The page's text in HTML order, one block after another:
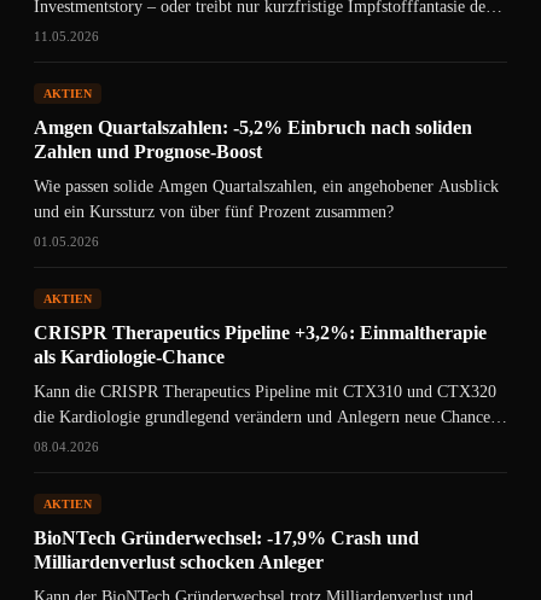
Investmentstory – oder treibt nur kurzfristige Impfstofffantasie den
Kurs nach oben?
11.05.2026
AKTIEN
Amgen Quartalszahlen: -5,2% Einbruch nach soliden
Zahlen und Prognose-Boost
Wie passen solide Amgen Quartalszahlen, ein angehobener Ausblick
und ein Kurssturz von über fünf Prozent zusammen?
01.05.2026
AKTIEN
CRISPR Therapeutics Pipeline +3,2%: Einmaltherapie
als Kardiologie-Chance
Kann die CRISPR Therapeutics Pipeline mit CTX310 und CTX320
die Kardiologie grundlegend verändern und Anlegern neue Chancen
eröffnen?
08.04.2026
AKTIEN
BioNTech Gründerwechsel: -17,9% Crash und
Milliardenverlust schocken Anleger